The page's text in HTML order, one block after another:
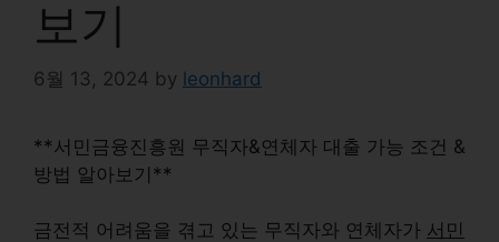
보기
6월 13, 2024 by leonhard
**서민금융진흥원 무직자&연체자 대출 가능 조건 &
방법 알아보기**
금전적 어려움을 겪고 있는 무직자와 연체자가 서민